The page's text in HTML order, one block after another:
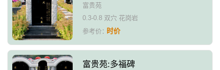
富贵苑
0.3-0.8 双穴 花岗岩
参考价：时价
富贵苑:多福碑